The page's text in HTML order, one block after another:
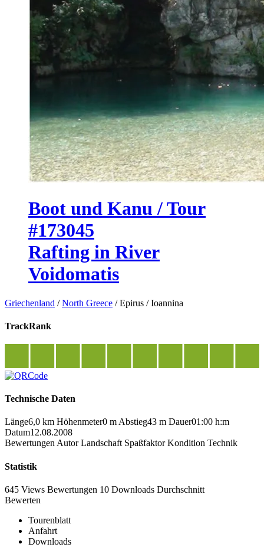
Boot und Kanu / Tour
#173045
Rafting in River
Voidomatis
Griechenland /North Greece /Epirus /Ioannina
TrackRank
Technische Daten
Länge6,0 km Höhenmeter0 m Abstieg43 m Dauer01:00 h:m
Datum12.08.2008
Bewertungen Autor Landschaft Spaßfaktor Kondition Technik
Statistik
645 Views Bewertungen 10 Downloads Durchschnitt
Bewerten
Tourenblatt
Anfahrt
Downloads